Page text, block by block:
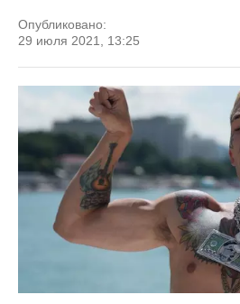
Опубликовано:
29 июля 2021, 13:25